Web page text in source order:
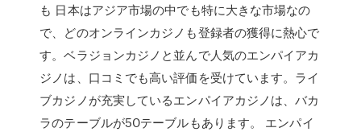
も 日本はアジア市場の中でも特に大きな市場なの
で、どのオンラインカジノも登録者の獲得に熱心で
す。ベラジョンカジノと並んで人気のエンパイアカ
ジノは、口コミでも高い評価を受けています。ライ
ブカジノが充実しているエンパイアカジノは、バカ
ラのテーブルが50テーブルもあります。 エンパイ